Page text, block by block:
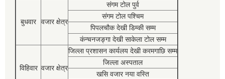
बुधवार वजार क्षेत्र
संगम टोल पुर्व
संगम टोल पश्चिम
पिपलचौक देखी डिम्की सम्म
कंन्चनजङ्गा देखी साकेला टोल सम्म
विहिवार वजार क्षेत्र
जिल्ला प्रशासन कार्यलय देखी करमगाछि सम्म
जिल्ला अस्पताल
खसि वजार नया वस्ति